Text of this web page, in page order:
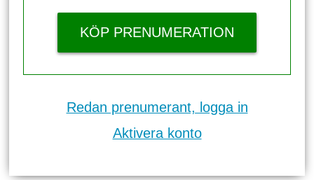
KÖP PRENUMERATION
Redan prenumerant, logga in
Aktivera konto